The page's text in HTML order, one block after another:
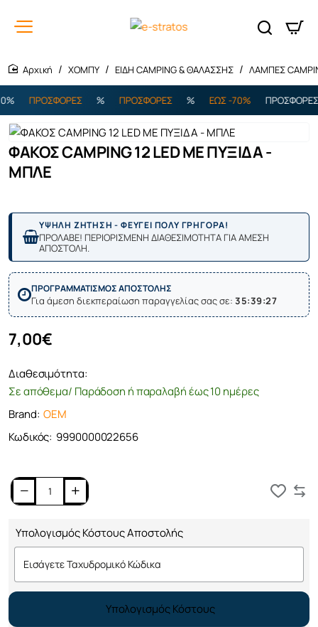
ΧΟΜΠΥ ΕΙΔΗ CAMPING & ΘΑΛΑΣΣΗΣ ΛΑΜΠΕΣ
ΠΡΟΣΦΟΡΕΣ ΠΡΟΣΦΟΡΕΣ ΕΩΣ -70% ΠΡΟΣΦΟΡΕΣ
ΦΑΚΟΣ CAMPING 12 LED ΜΕ ΠΥΞΙΔΑ -
ΜΠΛΕ
ΥΨΗΛΗ ΖΗΤΗΣΗ - ΦΕΥΓΕΙ ΠΟΛΥ ΓΡΗΓΟΡΑ!
ΠΡΟΛΑΒΕ! ΠΕΡΙΟΡΙΣΜΕΝΗ ΔΙΑΘΕΣΙΜΟΤΗΤΑ ΓΙΑ ΑΜΕΣΗ
ΑΠΟΣΤΟΛΗ.
ΠΡΟΓΡΑΜΜΑΤΙΣΜΟΣ ΑΠΟΣΤΟΛΗΣ
Για άμεση διεκπεραίωση παραγγελίας σας σε: 35:39:27
Διαθεσιμότητα:
Σε απόθεμα/ Παράδοση ή παραλαβή έως 10 ημέρες
Brand: OEM
Κωδικός: 9990000022656
7,00€
Υπολογισμός Κόστους Αποστολής
Υπολογισμός Κόστους